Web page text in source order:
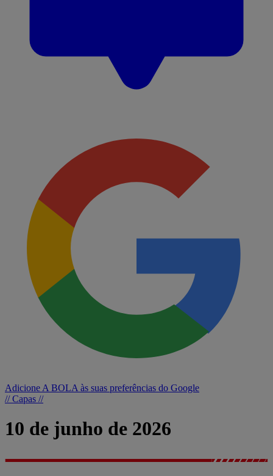
Adicione A BOLA às suas preferências do Google
// Capas //
10 de junho de 2026